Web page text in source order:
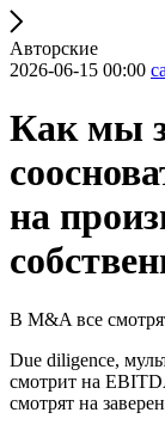
Авторские
2026-06-15 00:00
Как мы
на
В M&A все
Due diligence,
смотрит на
смотрят на